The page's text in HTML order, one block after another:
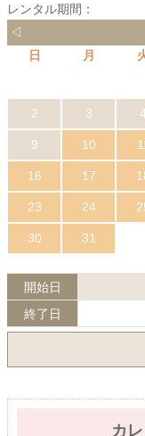
レンタル期間：
◁
日
月
2 3 4
9 10
16 17
23 24
30 31
開始日
終了日
カ